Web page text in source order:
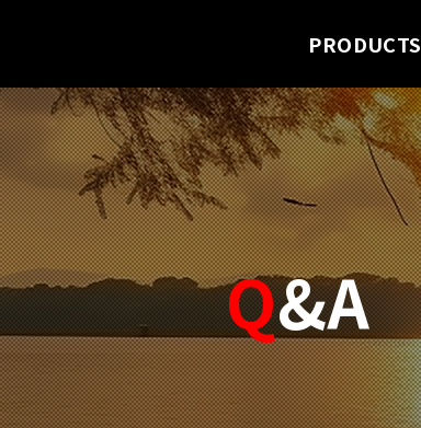
PRODUCTS
Q&A